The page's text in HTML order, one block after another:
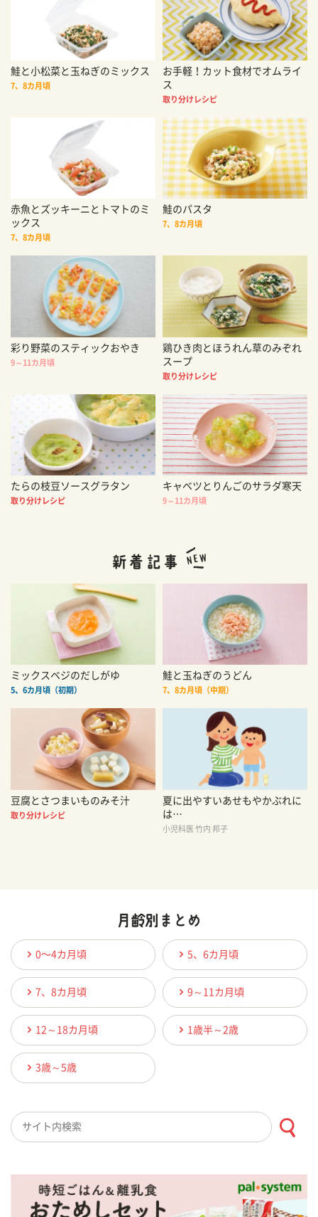
鮭と小松菜と玉ねぎのミックス
7、8カ月頃
お手軽！カット食材でオムライ
ス
取り分けレシピ
赤魚とズッキーニとトマトのミ
ックス
7、8カ月頃
鮭のパスタ
7、8カ月頃
彩り野菜のスティックおやき
9～11カ月頃
鶏ひき肉とほうれん草のみぞれ
スープ
取り分けレシピ
たらの枝豆ソースグラタン
取り分けレシピ
キャベツとりんごのサラダ寒天
9～11カ月頃
ミックスベジのだしがゆ
5、6カ月頃（初期）
鮭と玉ねぎのうどん
7、8カ月頃（中期）
豆腐とさつまいものみそ汁
取り分けレシピ
夏に出やすいあせもやかぶれに
は…
小児科医 竹内 邦子
0〜4カ月頃 5、6カ月頃
7、8カ月頃 9～11カ月頃
12～18カ月頃 1歳半～2歳
3歳～5歳
検索キーワード入力